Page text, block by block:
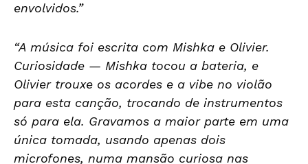
envolvidos.”
“A música foi escrita com Mishka e Olivier.
Curiosidade — Mishka tocou a bateria, e
Olivier trouxe os acordes e a vibe no violão
para esta canção, trocando de instrumentos
só para ela. Gravamos a maior parte em uma
única tomada, usando apenas dois
microfones, numa mansão curiosa nas